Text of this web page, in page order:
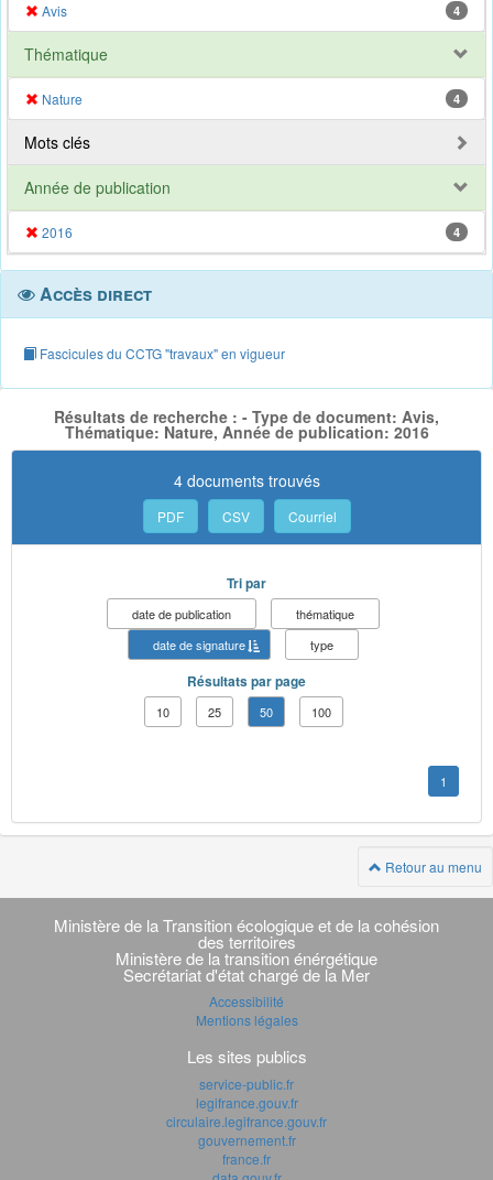
Avis 4
Thématique
Nature 4
Mots clés
Année de publication
2016 4
Accès direct
Fascicules du CCTG "travaux" en vigueur
Résultats de recherche : - Type de document: Avis,
Thématique: Nature, Année de publication: 2016
4 documents trouvés
PDF CSV Courriel
Tri par
date de publication
thématique
date de signature
type
Résultats par page
10 25 50 100
1
Retour au menu
Navigation
transverse
Ministère de la Transition écologique et de la cohésion
des territoires
Ministère de la transition énérgétique
Secrétariat d'état chargé de la Mer
Accessibilité
Mentions légales
Les sites publics
service-public.fr
legifrance.gouv.fr
circulaire.legifrance.gouv.fr
gouvernement.fr
france.fr